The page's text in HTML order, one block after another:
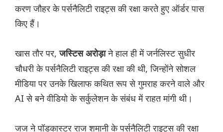
करण जौहर के पर्सनैलिटी राइट्स की रक्षा करते हुए ऑर्डर पास
किए हैं।
खास तौर पर,जस्टिस अरोड़ाने हाल ही में जर्नलिस्ट सुधीर
चौधरी के पर्सनैलिटी राइट्स की रक्षा की थी, जिन्होंने सोशल
मीडिया पर उनके खिलाफ कथित रूप से गुमराह करने वाले और
AI से बने वीडियो के सर्कुलेशन के संबंध में राहत मांगी थी।
जज ने पॉडकास्टर राज शमानी के पर्सनैलिटी राइट्स की रक्षा